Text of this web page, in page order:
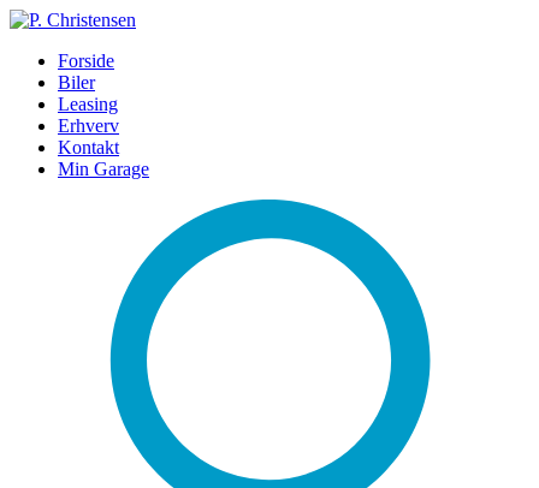
Forside
Biler
Leasing
Erhverv
Kontakt
Min Garage